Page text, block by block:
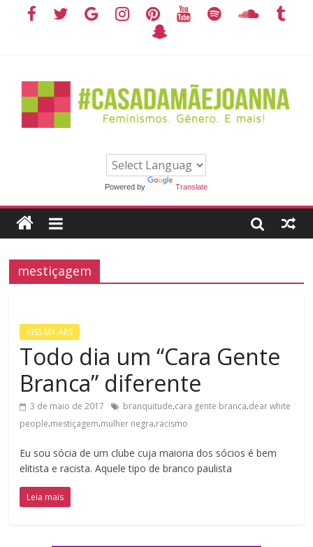
Powered by Translate
mestiçagem
KISS MY ARS
Todo dia um “Cara Gente
Branca” diferente
3 de maio de 2017 branquitude.cara gente branca.dear white
people.mestiçagem.mulher negra.racismo
Eu sou sócia de um clube cuja maioria dos sócios é bem
elitista e racista. Aquele tipo de branco paulista
Leia mais